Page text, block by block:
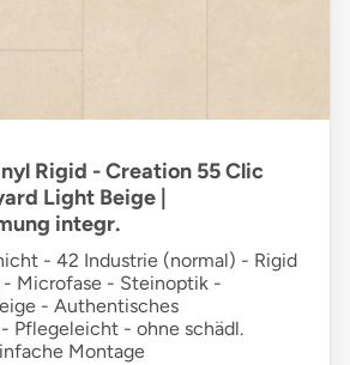
Rigid - Creation 55 Clic
Light Beige |
integr.
- 42 Industrie (normal) - Rigid
- Microfase - Steinoptik -
- Authentisches
Pflegeleicht - ohne schädl.
Montage